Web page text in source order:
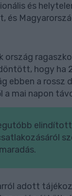
és
és
ország
hogy ha
ebben a rossz
a mai napon
adott